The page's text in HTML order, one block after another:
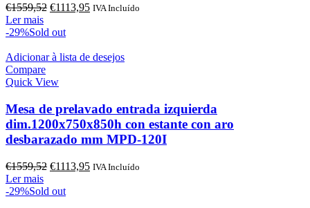
€1559,52 O
original
€1559,52.
€1113,95O
€1113,95.
IVA Incluído
Ler mais
-29%Sold out
Adicionar à lista de desejos
Compare
Quick View
Mesa de prelavado entrada izquierda
dim.1200x750x850h con estante con aro
desbarazado mm MPD-120I
€1559,52 O
original
€1113,95OIVA Incluído
Ler mais
-29%Sold out